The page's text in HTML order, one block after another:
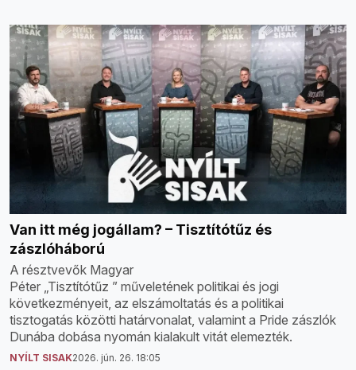
Van itt még jogállam? – Tisztítótűz és
zászlóháború
A résztvevők Magyar
Péter „Tisztítótűz ” műveletének politikai és jogi
következményeit, az elszámoltatás és a politikai
tisztogatás közötti határvonalat, valamint a Pride zászlók
Dunába dobása nyomán kialakult vitát elemezték.
NYÍLT SISAK2026. jún. 26. 18:05